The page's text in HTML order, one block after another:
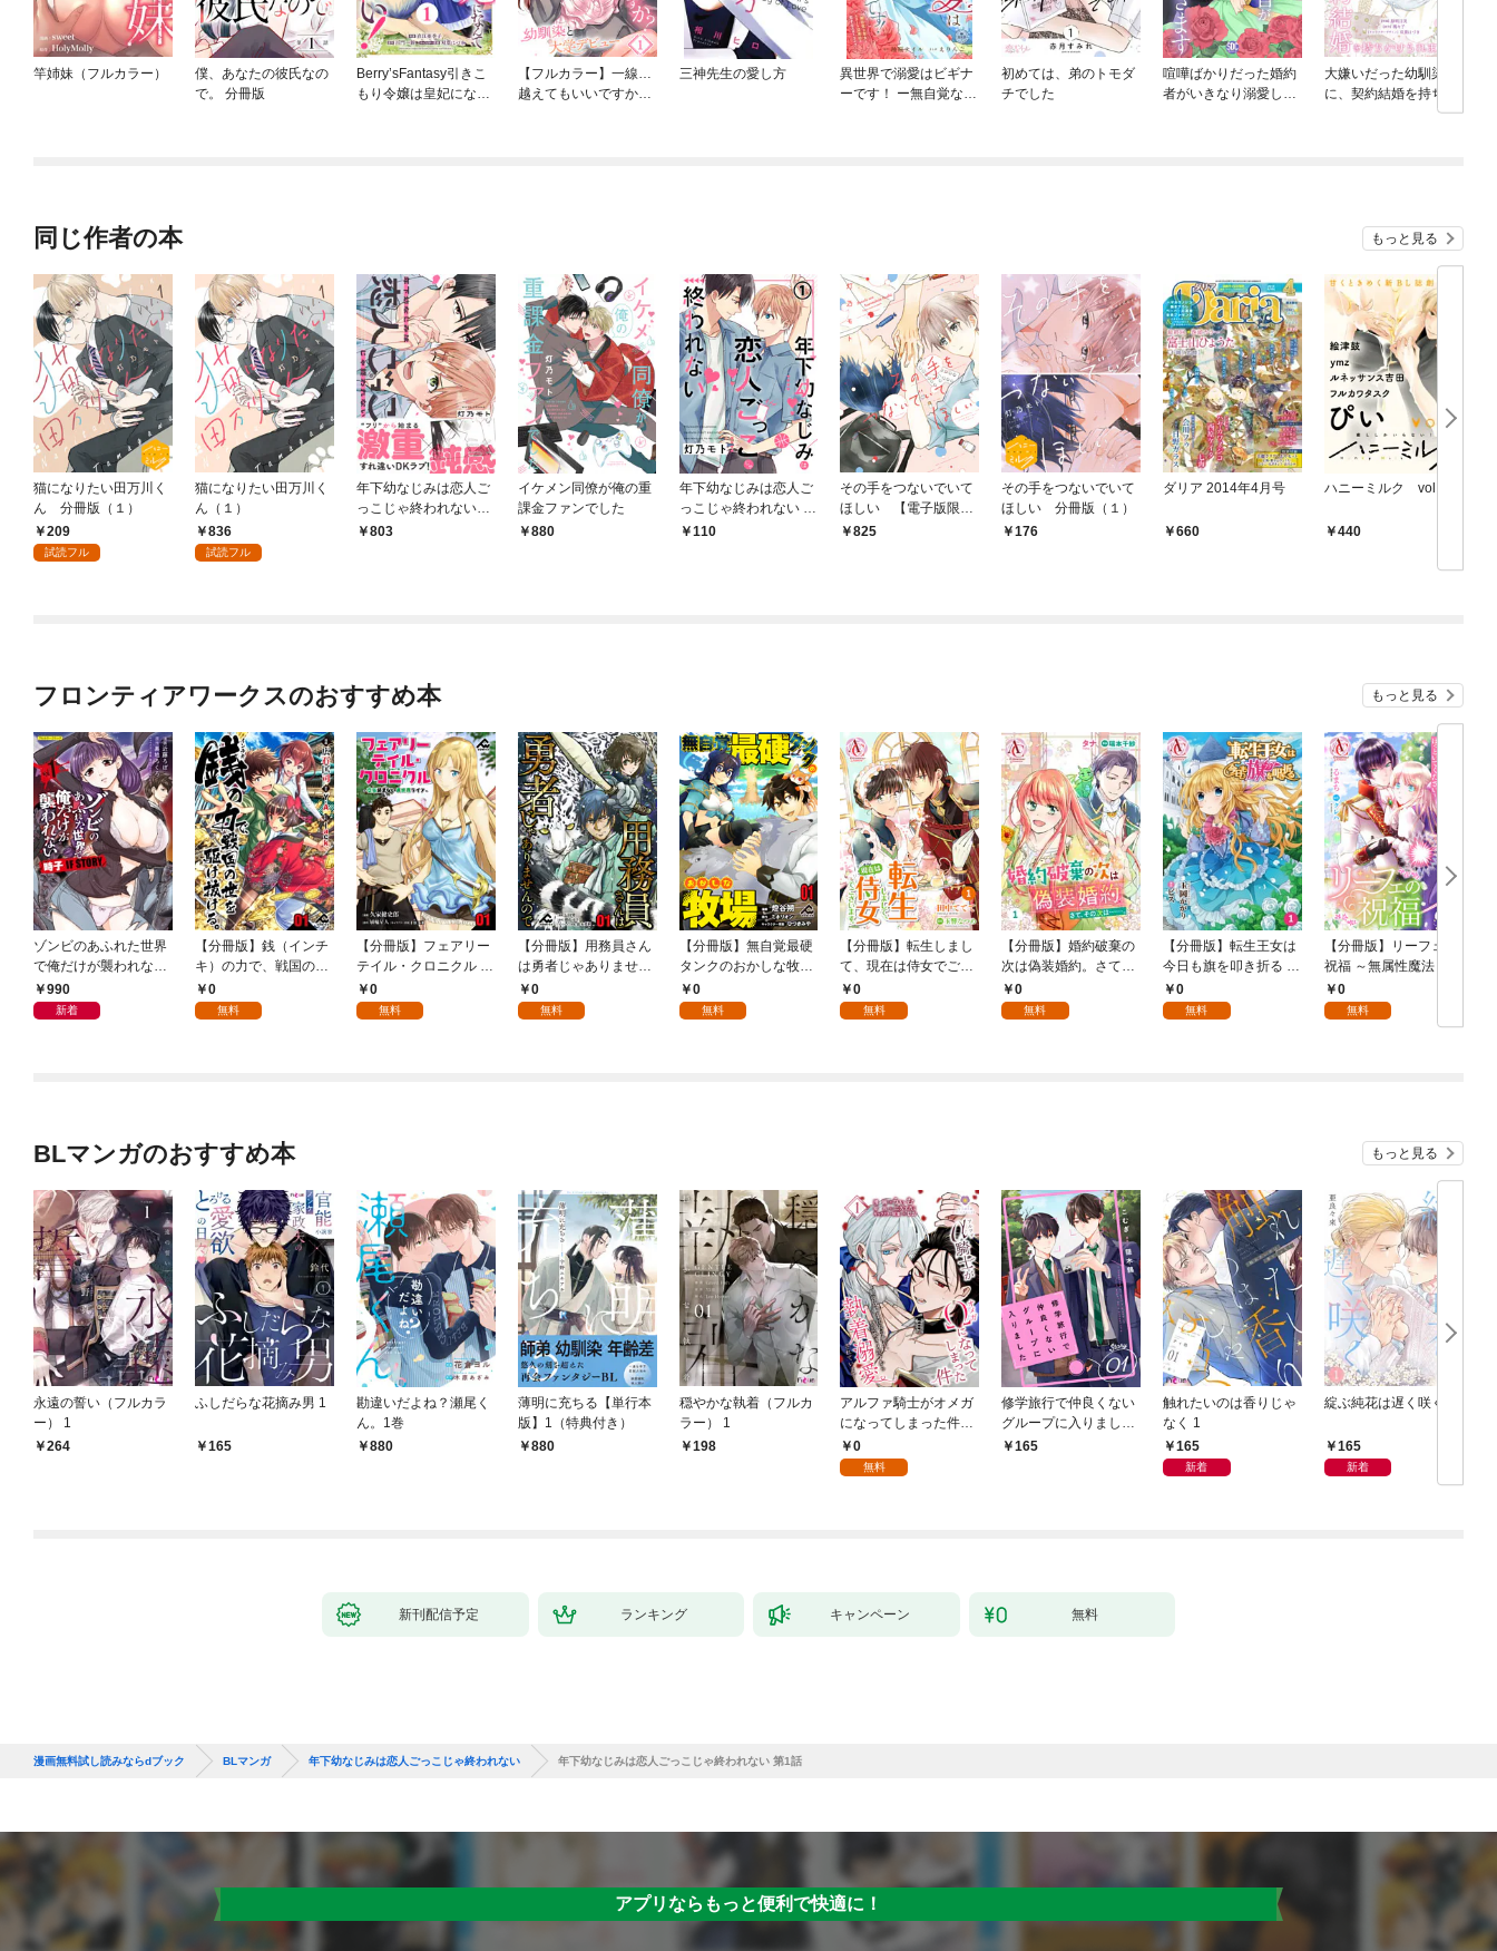
竿姉妹（フルカラー）
僕、あなたの彼氏なの
で。 分冊版
Berry’sFantasy引きこ
もり令嬢は皇妃になん
【フルカラー】一線…
越えてもいいですか？
三神先生の愛し方
異世界で溺愛はビギナ
ーです！ ー無自覚な聖
初めては、弟のトモダ
チでした
喧嘩ばかりだった婚約
者がいきなり溺愛して
大嫌いだった幼馴染
に、契約結婚を持ちか
同じ作者の本 もっと見る
猫になりたい田万川く
ん 分冊版（１）
209
試読フル
猫になりたい田万川く
ん（１）
836
試読フル
年下幼なじみは恋人ご
っこじゃ終われない
【コミックス版】【電
803
イケメン同僚が俺の重
課金ファンでした
880
年下幼なじみは恋人ご
っこじゃ終われない 第
1話110
その手をつないでいて
ほしい 【電子版限定
カラーページ収録】
825
その手をつないでいて
ほしい 分冊版（１）
176
ダリア 2014年4月号
660
ハニーミルク vol.1
440
フロンティアワークスのおすすめ本 もっと見る
ゾンビのあふれた世界
で俺だけが襲われない
時子 IF STORY 1
990
新着
【分冊版】銭（インチ
キ）の力で、戦国の世
を駆け抜ける。 第1話
0
無料
【分冊版】フェアリー
テイル・クロニクル ～
空気読まない異世界ラ
イフ～ 第1話
0
無料
【分冊版】用務員さん
は勇者じゃありません
ので 第1話
0
無料
【分冊版】無自覚最硬
タンクのおかしな牧場
第1話
0
無料
【分冊版】転生しまし
て、現在は侍女でござ
います。 第1話（アリ
アンローズコミック
0
無料
【分冊版】婚約破棄の
次は偽装婚約。さて、
その次は……。 第1話
（アリアンローズコミ
0
無料
【分冊版】転生王女は
今日も旗を叩き折る 第
1話（アリアンローズ
コミックス）
0
無料
【分冊版】リーフェの
祝福 ～無属性魔法しか
使えない落ちこぼれと
してほっといてくださ
い～ 第1話（アリアン
0
無料
BLマンガのおすすめ本 もっと見る
永遠の誓い（フルカラ
ー） 1
264
ふしだらな花摘み男 1
165
勘違いだよね？瀬尾く
ん。1巻
880
薄明に充ちる【単行本
版】1（特典付き）
880
穏やかな執着（フルカ
ラー） 1
198
アルファ騎士がオメガ
になってしまった件～
最強α騎士団長の俺
が、世話焼きα部下か
0
無料
修学旅行で仲良くない
グループに入りました
【単話版】1巻
165
触れたいのは香りじゃ
なく 1
165
新着
綻ぶ純花は遅く咲く 1
165
新着
新刊配信予定 ランキング キャンペーン 無料
漫画無料試し読みならdブック BLマンガ 年下幼なじみは恋人ごっこじゃ終われない 年下幼なじみは恋人ごっこじゃ終われない 第1話
アプリならもっと便利で快適に！